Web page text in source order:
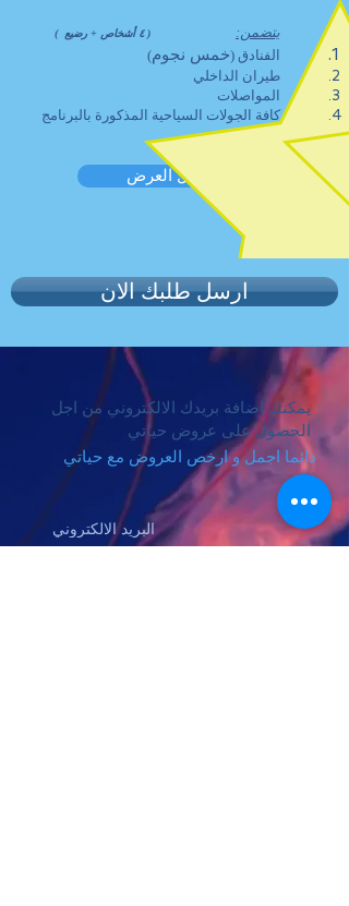
تفاصيل العرض
يتضمن: ( ٤ أشخاص + رضيع )
الفنادق (خمس نجوم)
طيران الداخلي
المواصلات
كافة الجولات السياحية المذكورة بالبرنامج
ارسل طلبك الان
يمكنك اضافة بريدك الالكتروني من اجل
الحصول على عروض حياتي
دائما اجمل و ارخص العروض مع حياتي